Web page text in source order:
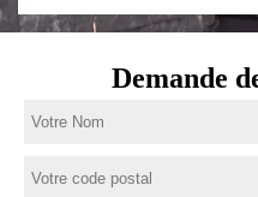
Demande